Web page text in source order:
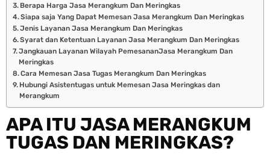
Berapa Harga Jasa Merangkum Dan Meringkas
Siapa saja Yang Dapat Memesan Jasa Merangkum Dan Meringkas
Jenis Layanan Jasa Merangkum Dan Meringkas
Syarat dan Ketentuan Layanan Jasa Merangkum Dan Meringkas
Jangkauan Layanan Wilayah PemesananJasa Merangkum Dan
Meringkas
Cara Memesan Jasa Tugas Merangkum Dan Meringkas
Hubungi Asistentugas untuk Memesan Jasa Meringkas dan
Merangkum
APA ITU JASA MERANGKUM
TUGAS DAN MERINGKAS?